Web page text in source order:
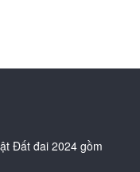
Đất đai 2024 gồm